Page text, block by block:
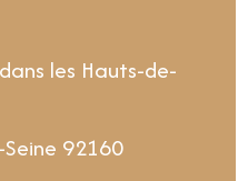
les Hauts-de-
92160